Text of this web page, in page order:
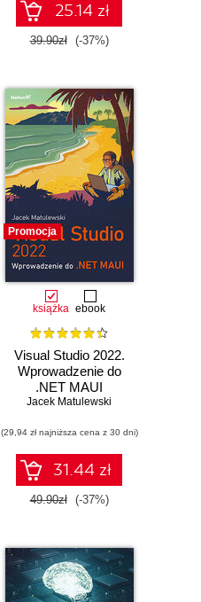
25.14 zł
39.90zł (-37%)
, Jacek Matulewski
Promocja
książka ebook
Visual Studio 2022.
Wprowadzenie do
.NET MAUI
Jacek Matulewski
(29,94 zł najniższa cena z 30 dni)
31.44 zł
49.90zł (-37%)